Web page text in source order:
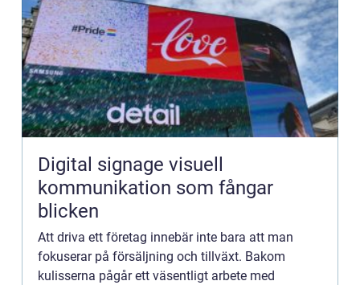
Digital signage visuell
kommunikation som fångar
blicken
Att driva ett företag innebär inte bara att man
fokuserar på försäljning och tillväxt. Bakom
kulisserna pågår ett väsentligt arbete med